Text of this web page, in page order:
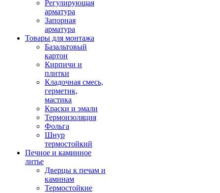
Регулирующая
арматура
Запорная
арматура
Товары для монтажа
Базальтовый
картон
Кирпичи и
плитки
Кладочная смесь,
герметик,
мастика
Краски и эмали
Термоизоляция
Фольга
Шнур
термостойкий
Печное и каминное
литье
Дверцы к печам и
каминам
Термостойкие